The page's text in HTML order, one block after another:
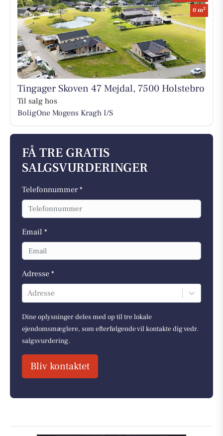
0 m2
Tingager Skoven 47 Mejdal, 7500 Holstebro
Til salg hos
BoligOne Mogens Kragh I/S
FÅ TRE GRATIS
SALGSVURDERINGER
Telefonnummer *
Email *
Adresse *
Adresse
Dine oplysninger deles med op til tre lokale
ejendomsmæglere, som efterfølgende vil kontakte dig vedr.
salgsvurdering.
Bliv kontaktet